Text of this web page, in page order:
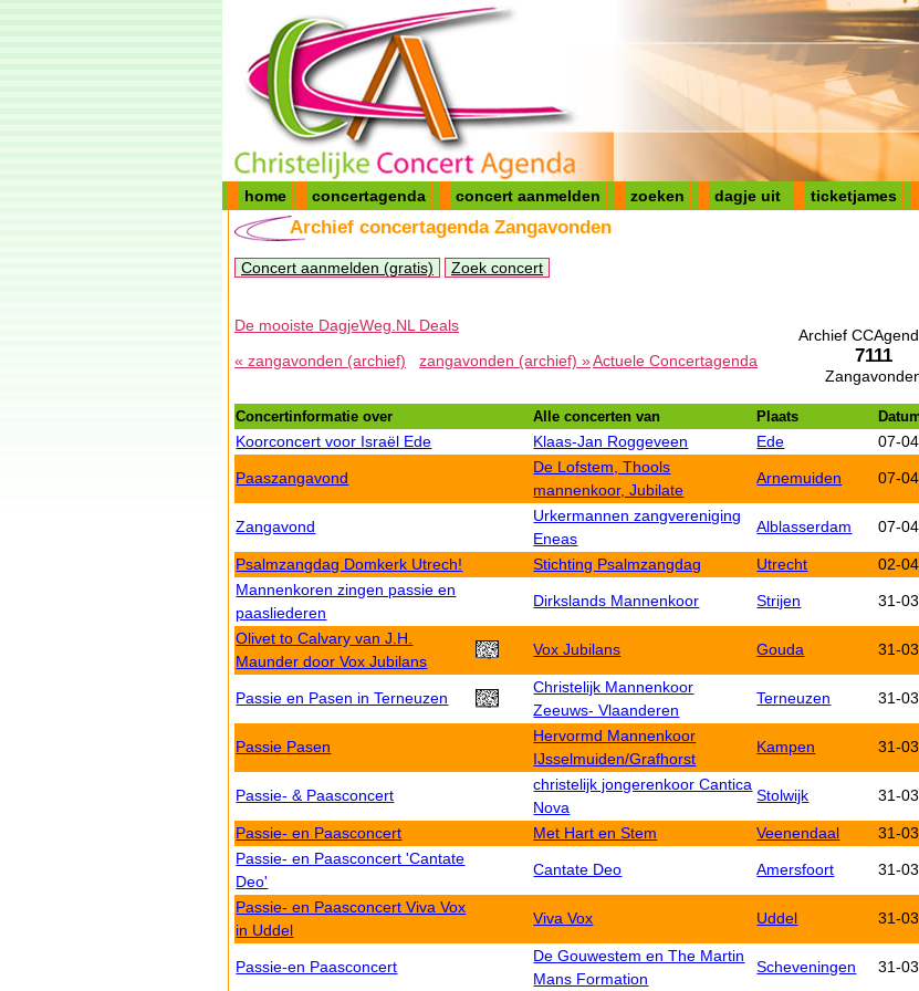
home concertagenda concert aanmelden zoeken dagje uit ticketjames
Archief concertagenda Zangavonden
Concert aanmelden (gratis) Zoek concert
Archief
7111
De mooiste DagjeWeg.NL Deals
« zangavonden (archief)
zangavonden (archief) »Actuele Concertagenda
Concertinformatie over Alle concerten van Plaats
Koorconcert voor Israël Ede Klaas-Jan Roggeveen Ede 07-
Paaszangavond
De Lofstem, Thools
mannenkoor, Jubilate
Arnemuiden 07-
Zangavond
Urkermannen zangvereniging
Eneas
Alblasserdam 07-
Psalmzangdag Domkerk Utrech! Stichting Psalmzangdag Utrecht
02-
Mannenkoren zingen passie en
paasliederen
Dirkslands Mannenkoor Strijen 31-
Olivet to Calvary van J.H.
Maunder door Vox Jubilans
Vox Jubilans Gouda 31-
Passie en Pasen in Terneuzen
Christelijk Mannenkoor
Zeeuws- Vlaanderen
Terneuzen 31-
Passie Pasen
Hervormd Mannenkoor
IJsselmuiden/Grafhorst
Kampen 31-
Passie- & Paasconcert
christelijk jongerenkoor Cantica
Nova
Stolwijk 31-
Passie- en Paasconcert Met Hart en Stem Veenendaal
31-
Passie- en Paasconcert 'Cantate
Deo'
Cantate Deo Amersfoort 31-
Passie- en Paasconcert Viva Vox
in Uddel
Viva Vox Uddel 31-
Passie-en Paasconcert
De Gouwestem en The Martin
Mans Formation
Scheveningen 31-